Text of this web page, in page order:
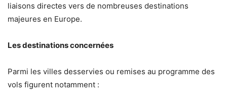
liaisons directes vers de nombreuses destinations
majeures en Europe.
Les destinations concernées
Parmi les villes desservies ou remises au programme des
vols figurent notamment :